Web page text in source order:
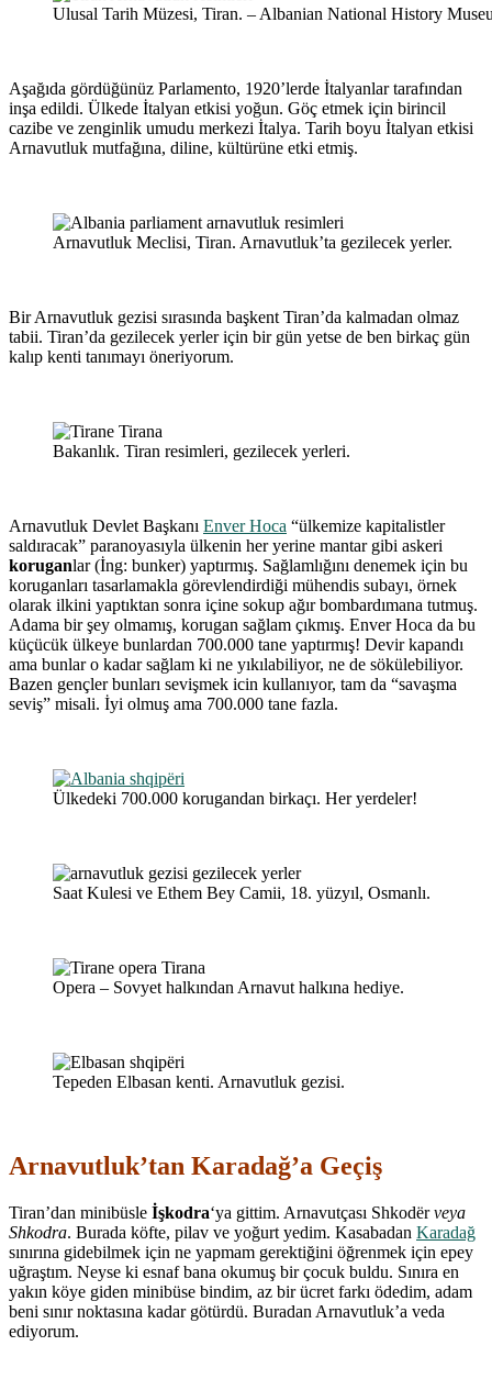
Ulusal Tarih Müzesi, Tiran. – Albanian National History
Aşağıda gördüğünüz Parlamento, 1920’lerde İtalyanlar tarafından
inşa edildi. Ülkede İtalyan etkisi yoğun. Göç etmek için birincil
cazibe ve zenginlik umudu merkezi İtalya. Tarih boyu İtalyan etkisi
Arnavutluk mutfağına, diline, kültürüne etki etmiş.
Arnavutluk Meclisi, Tiran. Arnavutluk’ta gezilecek yerler.
Bir Arnavutluk gezisi sırasında başkent Tiran’da kalmadan olmaz
tabii. Tiran’da gezilecek yerler için bir gün yetse de ben birkaç gün
kalıp kenti tanımayı öneriyorum.
Bakanlık. Tiran resimleri, gezilecek yerleri.
Arnavutluk Devlet Başkanı Enver Hoca “ülkemize kapitalistler
saldıracak” paranoyasıyla ülkenin her yerine mantar gibi askeri
koruganlar (İng: bunker) yaptırmış. Sağlamlığını denemek için bu
koruganları tasarlamakla görevlendirdiği mühendis subayı, örnek
olarak ilkini yaptıktan sonra içine sokup ağır bombardımana tutmuş.
Adama bir şey olmamış, korugan sağlam çıkmış. Enver Hoca da bu
küçücük ülkeye bunlardan 700.000 tane yaptırmış! Devir kapandı
ama bunlar o kadar sağlam ki ne yıkılabiliyor, ne de sökülebiliyor.
Bazen gençler bunları sevişmek icin kullanıyor, tam da “savaşma
seviş” misali. İyi olmuş ama 700.000 tane fazla.
Ülkedeki 700.000 korugandan birkaçı. Her yerdeler!
Saat Kulesi ve Ethem Bey Camii, 18. yüzyıl, Osmanlı.
Opera – Sovyet halkından Arnavut halkına hediye.
Tepeden Elbasan kenti. Arnavutluk gezisi.
Arnavutluk’tan Karadağ’a Geçiş
Tiran’dan minibüsle İşkodra‘ya gittim. Arnavutçası Shkodërveya
Shkodra. Burada köfte, pilav ve yoğurt yedim. Kasabadan Karadağ
sınırına gidebilmek için ne yapmam gerektiğini öğrenmek için epey
uğraştım. Neyse ki esnaf bana okumuş bir çocuk buldu. Sınıra en
yakın köye giden minibüse bindim, az bir ücret farkı ödedim, adam
beni sınır noktasına kadar götürdü. Buradan Arnavutluk’a veda
ediyorum.